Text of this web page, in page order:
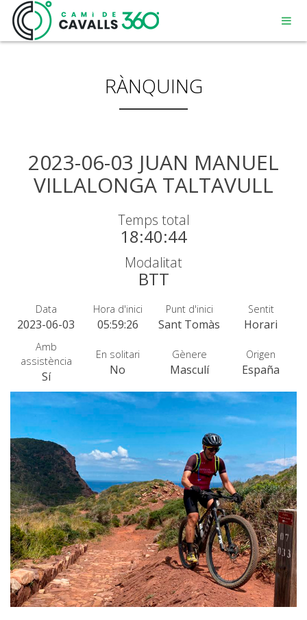
UN CAMÍ AMB HISTÒRIA
RECORREGUT DE 360º
SENDERISME
13 ETAPES
10 ETAPES
8 ETAPES
7 ETAPES
6 ETAPES
SELECCIÓ D’ETAPES
BTT
RÀNQUING
2023-06-03 JUAN MANUEL
VILLALONGA TALTAVULL
Temps total
18:40:44
Modalitat
BTT
Data
2023-06-03
Hora d'inici
05:59:26
Punt d'inici
Sant Tomàs
Sentit
Horari
Amb
assistència
Sí
En solitari
No
Gènere
Masculí
Origen
España